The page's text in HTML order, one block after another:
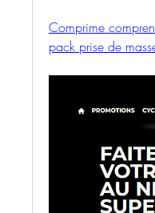
Comprime
pack prise de